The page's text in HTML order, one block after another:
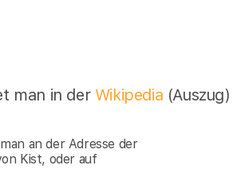
man in der Wikipedia (Auszug)
an der Adresse der
Kist, oder auf